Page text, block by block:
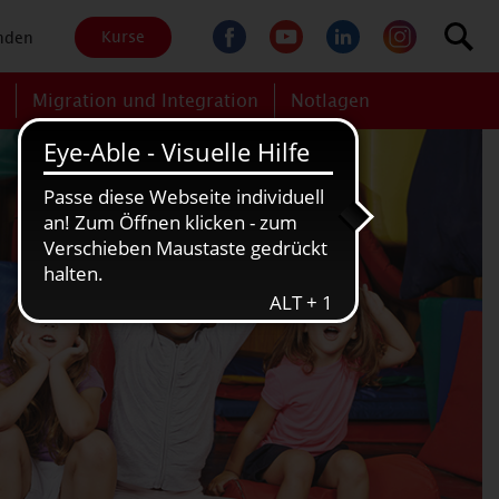
Kurse
Migration und Integration Notlagen